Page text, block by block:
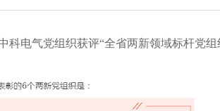
科电气党组织获评“全省两新领域标杆党组